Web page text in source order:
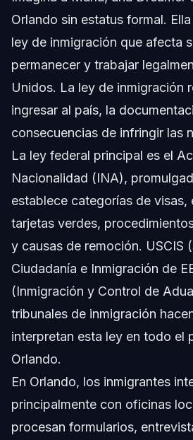
Orlando sin estatus formal.
ley de inmigración que afecta
permanecer y trabajar
Unidos. La ley de inmigración
ingresar al país, la
consecuencias de infringir las
La ley federal principal es el
Nacionalidad (INA),
establece categorías de visas,
tarjetas verdes,
y causas de remoción. USCIS
Ciudadanía e Inmigración de
(Inmigración y Control de
tribunales de inmigración
interpretan esta ley en todo el
Orlando.
En Orlando, los inmigrantes
principalmente con oficinas
procesan formularios,